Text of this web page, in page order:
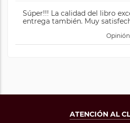
Súper!!! La calidad del libro
entrega también. Muy
Opinión
ATENCIÓN AL